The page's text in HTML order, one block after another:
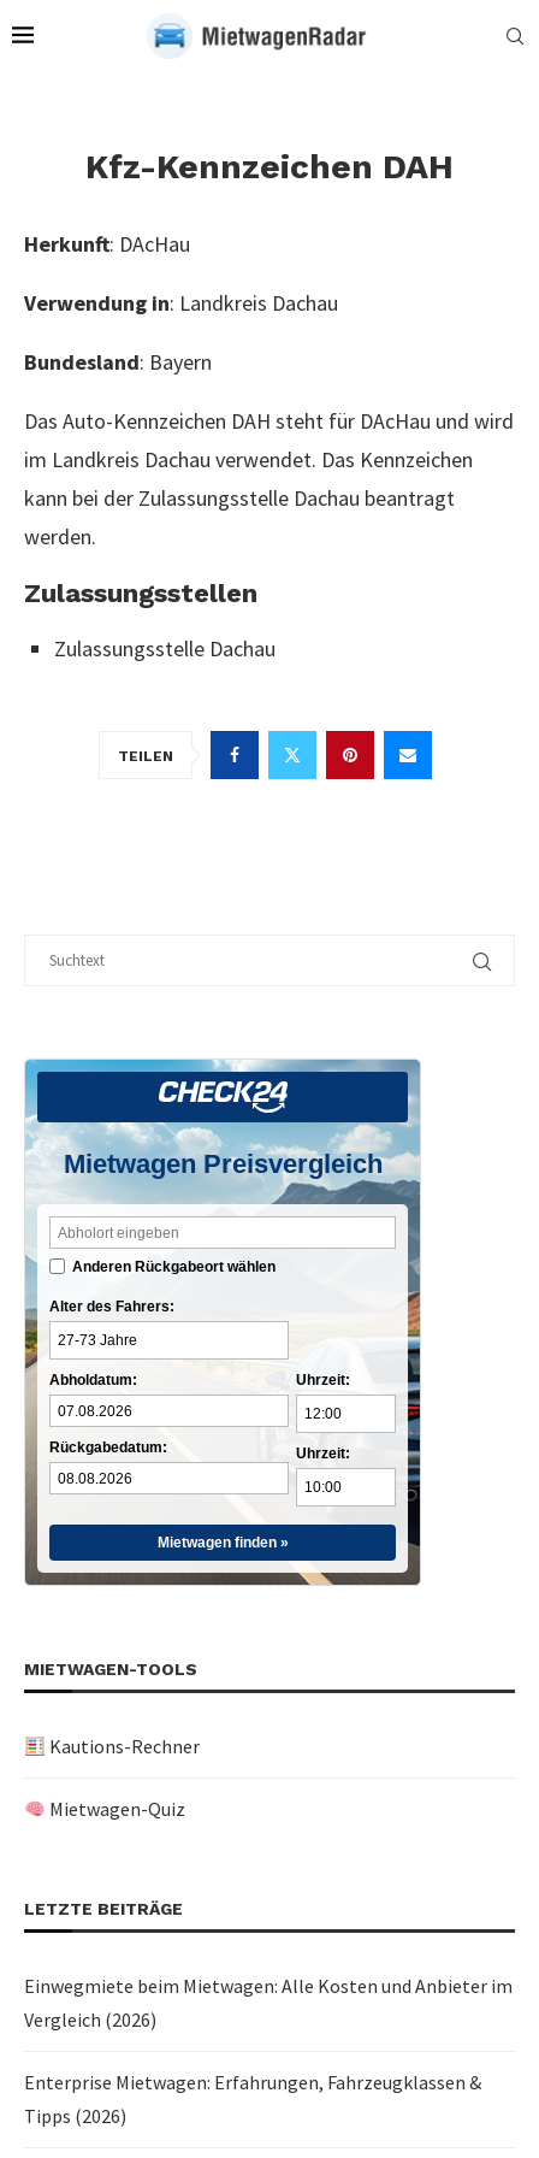
Kfz-Kennzeichen DAH
Herkunft: DAcHau
Verwendung in: Landkreis Dachau
Bundesland: Bayern
Das Auto-Kennzeichen DAH steht für DAcHau und wird
im Landkreis Dachau verwendet. Das Kennzeichen
kann bei der Zulassungsstelle Dachau beantragt
werden.
Zulassungsstellen
Zulassungsstelle Dachau
TEILEN
Mietwagen Preisvergleich
Anderen Rückgabeort wählen
Alter des Fahrers:
Abholdatum:
Rückgabedatum:
Uhrzeit:
Uhrzeit:
Mietwagen finden »
MIETWAGEN-TOOLS
Kautions-Rechner
Mietwagen-Quiz
LETZTE BEITRÄGE
Einwegmiete beim Mietwagen: Alle Kosten und Anbieter im
Vergleich (2026)
Enterprise Mietwagen: Erfahrungen, Fahrzeugklassen &
Tipps (2026)